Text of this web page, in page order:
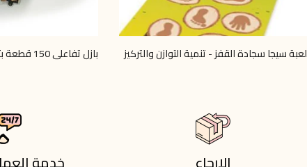
لعبة سيجا سجادة القفز - تنمية التوازن والتركيز
بازل تفاعلي 150 قطعة بتقنية الواقع المعزز AR